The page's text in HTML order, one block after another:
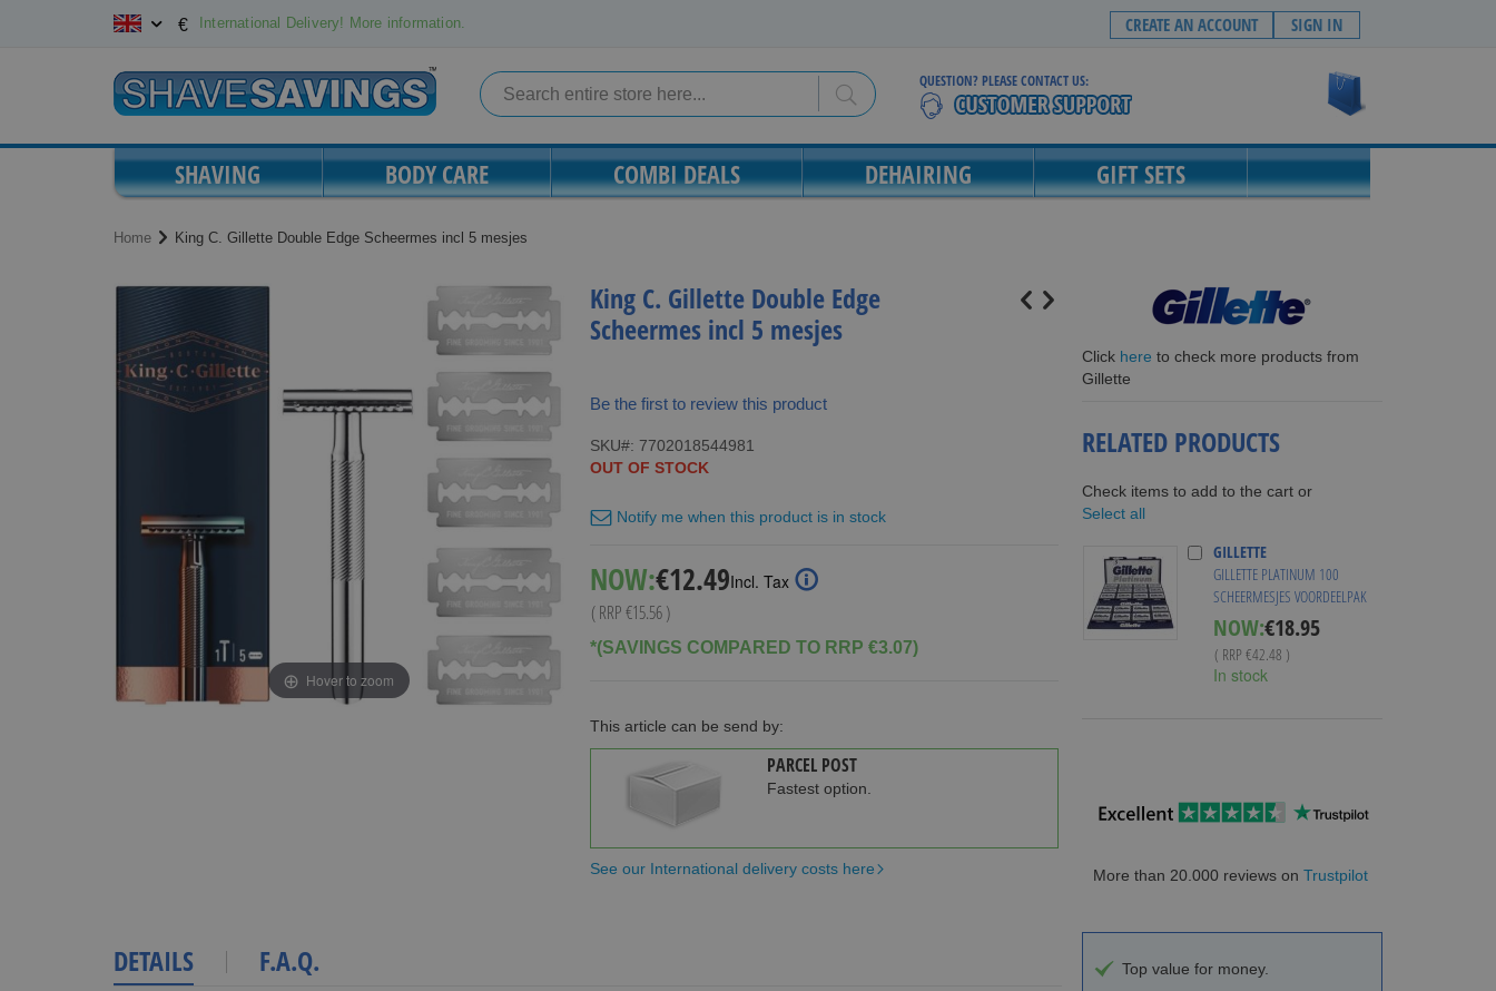
Skip
€ International Delivery! More information. CREATE AN ACCOUNT SIGN IN
Search
QUESTION? PLEASE CONTACT US:
SHAVING BODY CARE COMBI DEALS DEHAIRING GIFT SETS
Home King C. Gillette Double Edge Scheermes incl 5 mesjes
Skip
end
of
Skip
beginning
of
Hover to zoom
King C. Gillette Double Edge
Scheermes incl 5 mesjes
Be the first to review this product
SKU
7702018544981
OUT OF STOCK
Notify me when this product is in stock
NOW: Special
Price
€12.49Incl. Tax
( RRP€15.56)
*(SAVINGS COMPARED TO RRP €3.07)
This article can be send by:
PARCEL POST
Fastest option.
See our International delivery costs here
Click here to check more products from
Gillette
RELATED PRODUCTS
Check items to add to the cart or
Select all
GILLETTE
GILLETTE PLATINUM 100
SCHEERMESJES VOORDEELPAK
NOW:Special
Price
€18.95
( RRP €42.48 )
In stock
More than 20.000 reviews on Trustpilot
Top value for money.
DETAILS F.A.Q.